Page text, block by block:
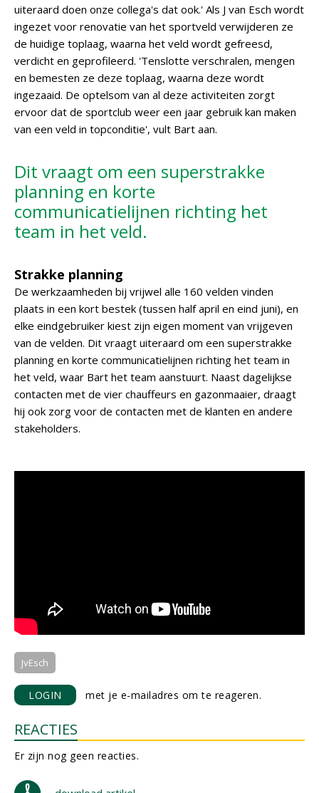
uiteraard doen onze collega's dat ook.' Als J van Esch wordt
ingezet voor renovatie van het sportveld verwijderen ze
de huidige toplaag, waarna het veld wordt gefreesd,
verdicht en geprofileerd. 'Tenslotte verschralen, mengen
en bemesten ze deze toplaag, waarna deze wordt
ingezaaid. De optelsom van al deze activiteiten zorgt
ervoor dat de sportclub weer een jaar gebruik kan maken
van een veld in topconditie', vult Bart aan.
Dit vraagt om een superstrakke
planning en korte
communicatielijnen richting het
team in het veld.
Strakke planning
De werkzaamheden bij vrijwel alle 160 velden vinden
plaats in een kort bestek (tussen half april en eind juni), en
elke eindgebruiker kiest zijn eigen moment van vrijgeven
van de velden. Dit vraagt uiteraard om een superstrakke
planning en korte communicatielijnen richting het team in
het veld, waar Bart het team aanstuurt. Naast dagelijkse
contacten met de vier chauffeurs en gazonmaaier, draagt
hij ook zorg voor de contacten met de klanten en andere
stakeholders.
JvEsch
LOGIN met je e-mailadres om te reageren.
REACTIES
Er zijn nog geen reacties.